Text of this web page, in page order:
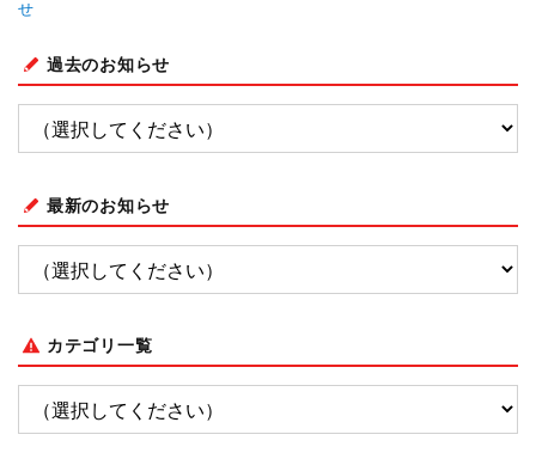
せ
過去のお知らせ
最新のお知らせ
カテゴリ一覧